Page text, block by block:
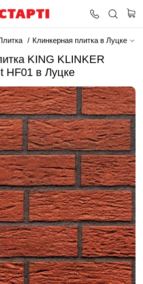
Клинкерная плитка в Луцке
KING KLINKER
HF01 в Луцке